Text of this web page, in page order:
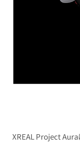
XREAL Project